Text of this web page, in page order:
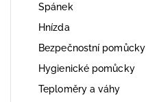
Spánek
Hnízda
Bezpečnostní pomůcky
Hygienické pomůcky
Teploměry a váhy